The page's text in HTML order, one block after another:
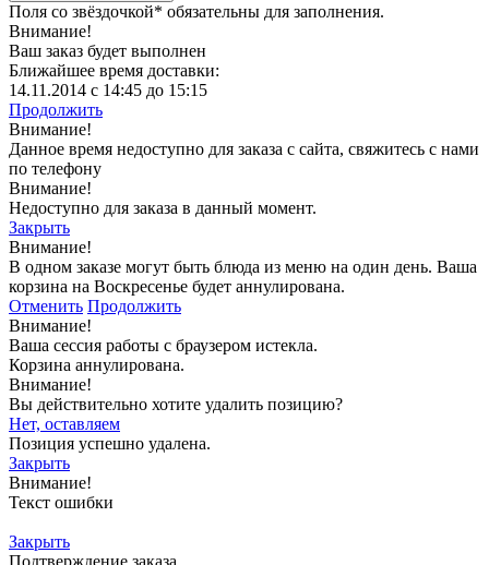
Поля со звёздочкой* обязательны для заполнения.
Внимание!
Ваш заказ будет выполнен
Ближайшее время доставки:
14.11.2014 с 14:45 до 15:15
Продолжить
Внимание!
Данное время недоступно для заказа с сайта, свяжитесь с нами
по телефону
Внимание!
Недоступно для заказа в данный момент.
Закрыть
Внимание!
В одном заказе могут быть блюда из меню на один день. Ваша
корзина на Воскресенье будет аннулирована.
Отменить Продолжить
Внимание!
Ваша сессия работы с браузером истекла.
Корзина аннулирована.
Внимание!
Вы действительно хотите удалить позицию?
Нет, оставляем
Позиция успешно удалена.
Закрыть
Внимание!
Текст ошибки
Закрыть
Подтверждение заказа